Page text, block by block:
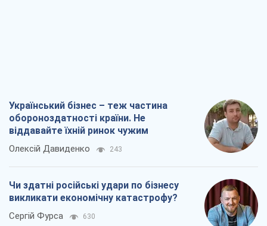
Український бізнес – теж частина
обороноздатності країни. Не
віддавайте їхній ринок чужим
Олексій Давиденко 243
Чи здатні російські удари по бізнесу
викликати економічну катастрофу?
Сергій Фурса 630